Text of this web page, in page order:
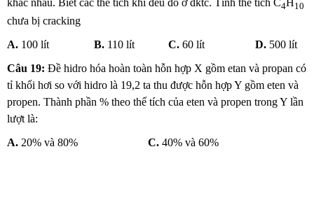
4 10
chưa bị cracking
A. 100 lít B. 110 lít C. 60 lít D. 500 lít
Câu 19: Đề hidro hóa hoàn toàn hỗn hợp X gồm etan và propan có
tỉ khối hơi so với hidro là 19,2 ta thu được hỗn hợp Y gồm eten và
propen. Thành phần % theo thể tích của eten và propen trong Y lần
lượt là:
A. 20% và 80% C. 40% và 60%